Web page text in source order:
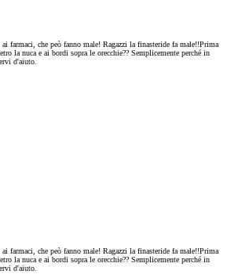
farmaci, che peò fanno male! Ragazzi la finasteride fa male!!Prima
la nuca e ai bordi sopra le orecchie?? Semplicemente perché in
d'aiuto.
farmaci, che peò fanno male! Ragazzi la finasteride fa male!!Prima
la nuca e ai bordi sopra le orecchie?? Semplicemente perché in
d'aiuto.